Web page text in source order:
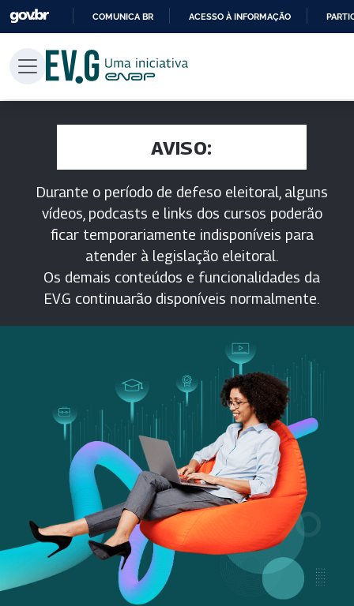
PARA
CONTEÚDO
COMUNICA BR ACESSO À INFORMAÇÃO
AVISO:
Durante o período de defeso eleitoral, alguns
vídeos, podcasts e links dos cursos poderão
ficar temporariamente indisponíveis para
atender à legislação eleitoral.
Os demais conteúdos e funcionalidades da
EV.G continuarão disponíveis normalmente.